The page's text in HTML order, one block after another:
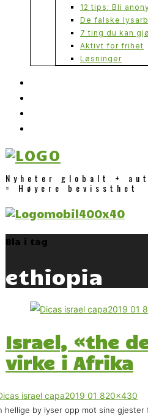
12 tips: Bli
De falske
7 ting du kan
Aktivt for frihet
Løsninger
Nyheter globalt +
= Høyere bevissthet
Bla i tag
ethiopia
Israel, «the
virke i Afrika
hellige by lyser opp mot sine